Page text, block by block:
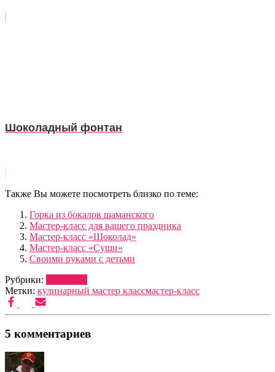
Шоколадный фонтан
Также Вы можете посмотреть близко по теме:
Горка из бокалов шаманского
Мастер-класс для вашего праздника
Мастер-класс «Шоколад»
Мастер-класс «Суши»
Своими руками с детьми
Рубрики:
Метки: кулинарный мастер классмастер-класс
5 комментариев